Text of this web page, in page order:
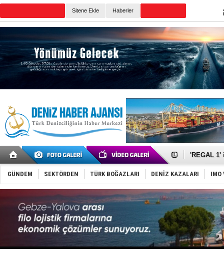
Sitene Ekle Haberler
Makine
'REGAL 1'
Gemide 5
Yakıt
Rus
Tatil
Rusya,
Enejota
Denizcilik
‘14.
GÜNDEM SEKTÖRDEN TÜRK BOĞAZLARI DENİZ KAZALARI IMO